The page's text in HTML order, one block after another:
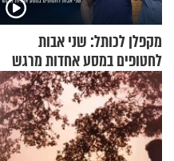
מקפלן לכותל: שני אבות
לחטופים במסע אחדות מרגש